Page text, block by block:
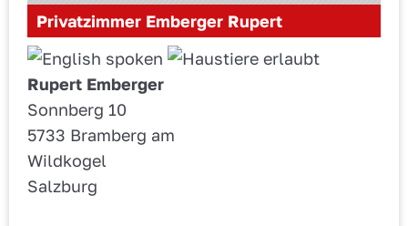
Privatzimmer Emberger Rupert
Rupert Emberger
Sonnberg 10
5733 Bramberg am
Wildkogel
Salzburg